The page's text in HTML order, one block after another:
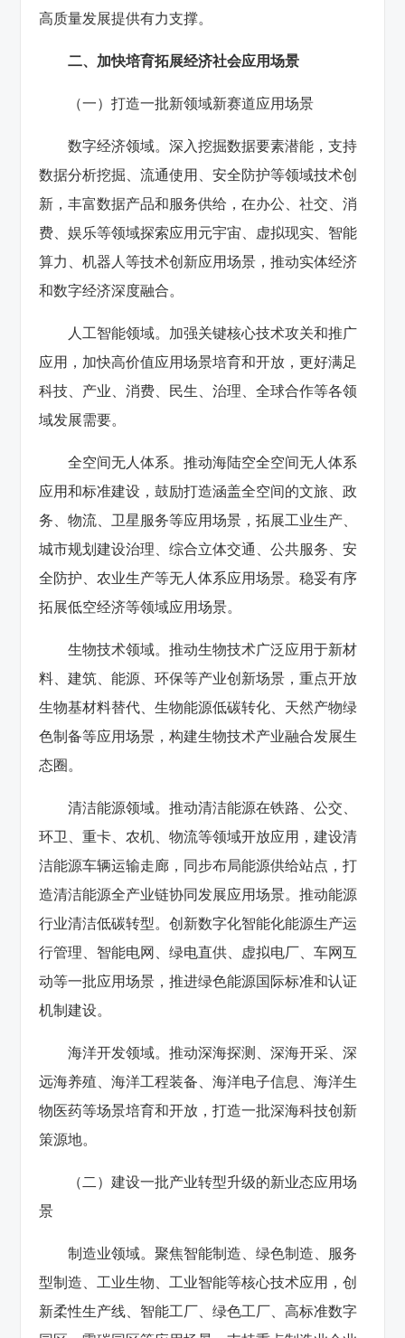
高质量发展提供有力支撑。
二、加快培育拓展经济社会应用场景
（一）打造一批新领域新赛道应用场景
数字经济领域。深入挖掘数据要素潜能，支持
数据分析挖掘、流通使用、安全防护等领域技术创
新，丰富数据产品和服务供给，在办公、社交、消
费、娱乐等领域探索应用元宇宙、虚拟现实、智能
算力、机器人等技术创新应用场景，推动实体经济
和数字经济深度融合。
人工智能领域。加强关键核心技术攻关和推广
应用，加快高价值应用场景培育和开放，更好满足
科技、产业、消费、民生、治理、全球合作等各领
域发展需要。
全空间无人体系。推动海陆空全空间无人体系
应用和标准建设，鼓励打造涵盖全空间的文旅、政
务、物流、卫星服务等应用场景，拓展工业生产、
城市规划建设治理、综合立体交通、公共服务、安
全防护、农业生产等无人体系应用场景。稳妥有序
拓展低空经济等领域应用场景。
生物技术领域。推动生物技术广泛应用于新材
料、建筑、能源、环保等产业创新场景，重点开放
生物基材料替代、生物能源低碳转化、天然产物绿
色制备等应用场景，构建生物技术产业融合发展生
态圈。
清洁能源领域。推动清洁能源在铁路、公交、
环卫、重卡、农机、物流等领域开放应用，建设清
洁能源车辆运输走廊，同步布局能源供给站点，打
造清洁能源全产业链协同发展应用场景。推动能源
行业清洁低碳转型。创新数字化智能化能源生产运
行管理、智能电网、绿电直供、虚拟电厂、车网互
动等一批应用场景，推进绿色能源国际标准和认证
机制建设。
海洋开发领域。推动深海探测、深海开采、深
远海养殖、海洋工程装备、海洋电子信息、海洋生
物医药等场景培育和开放，打造一批深海科技创新
策源地。
（二）建设一批产业转型升级的新业态应用场
景
制造业领域。聚焦智能制造、绿色制造、服务
型制造、工业生物、工业智能等核心技术应用，创
新柔性生产线、智能工厂、绿色工厂、高标准数字